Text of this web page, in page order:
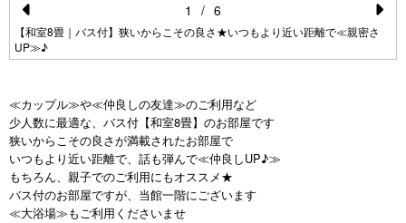
Pr
e
o
u
s
【和室8畳｜バス付】狭いからこその良さ★いつもより近い距離で≪親密さ
UP≫♪
N
e
1 / 6
≪カップル≫や≪仲良しの友達≫のご利用など
少人数に最適な、バス付【和室8畳】のお部屋です
狭いからこその良さが満載されたお部屋で
いつもより近い距離で、話も弾んで≪仲良しUP♪≫
もちろん、親子でのご利用にもオススメ★
バス付のお部屋ですが、当館一階にございます
≪大浴場≫もご利用くださいませ